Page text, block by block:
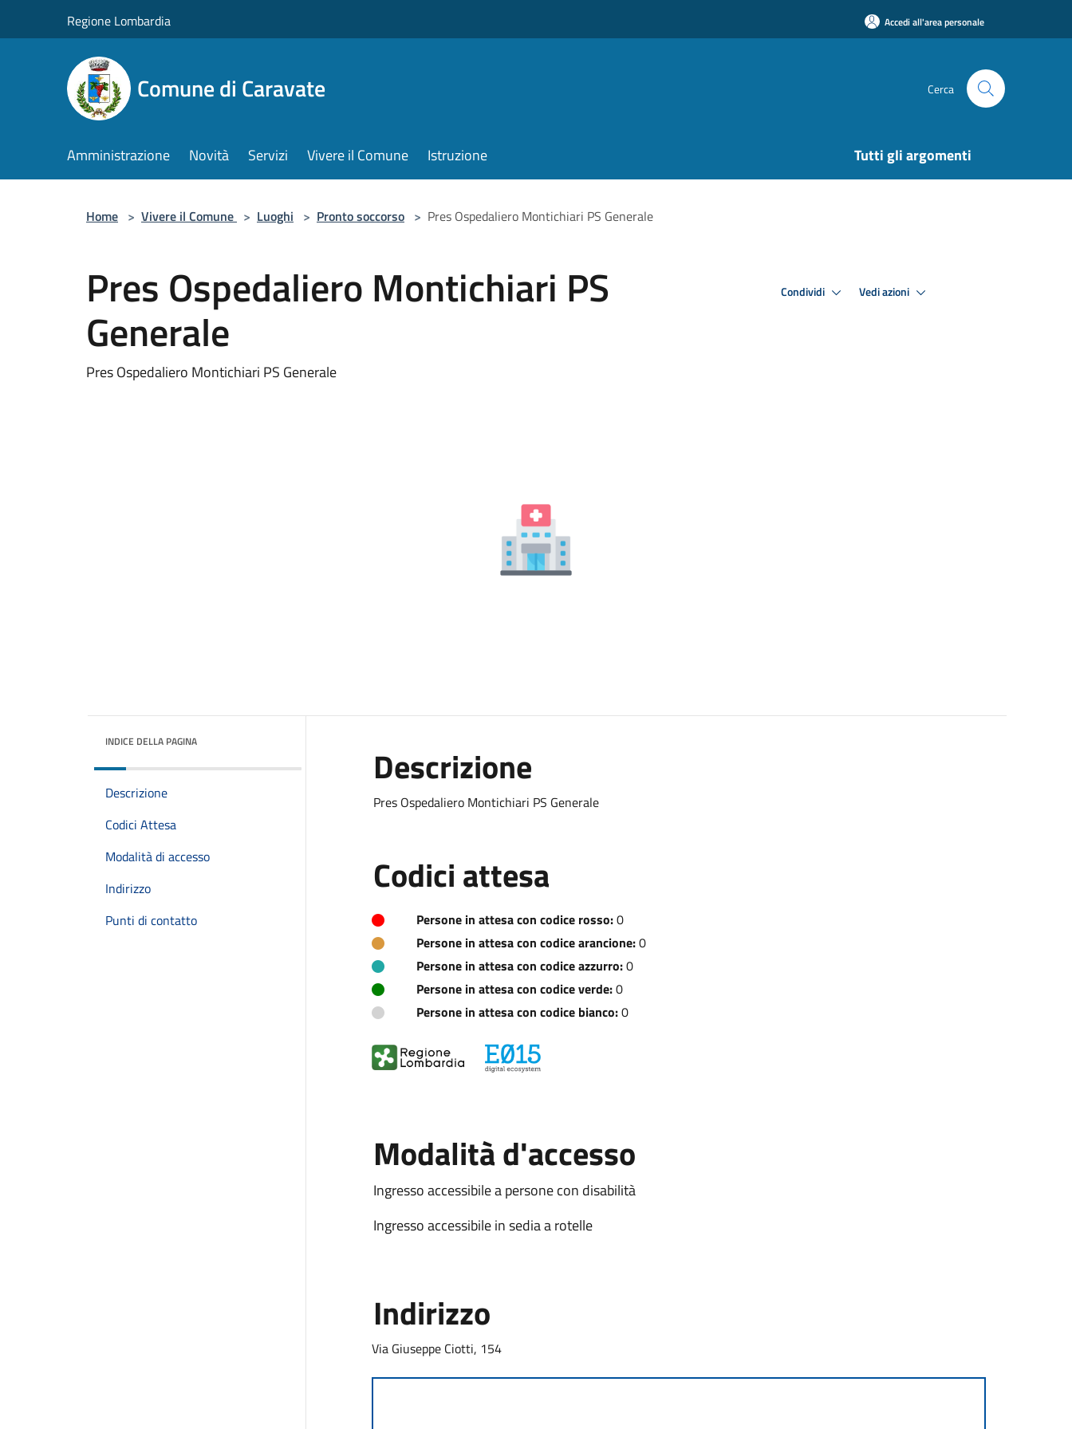
Regione Lombardia Accedi all'area personale
Comune di Caravate Cerca
Amministrazione Novità Servizi Vivere il Comune Istruzione Tutti gli argomenti
Home > Vivere il Comune > Luoghi > Pronto soccorso > Pres Ospedaliero Montichiari PS Generale
Pres Ospedaliero Montichiari PS
Generale
Pres Ospedaliero Montichiari PS Generale
Condividi Vedi azioni
INDICE DELLA PAGINA
Descrizione
Codici Attesa
Modalità di accesso
Indirizzo
Punti di contatto
Descrizione
Pres Ospedaliero Montichiari PS Generale
Codici attesa
Persone in attesa con codice rosso:0
Persone in attesa con codice arancione:0
Persone in attesa con codice azzurro:0
Persone in attesa con codice verde:0
Persone in attesa con codice bianco:0
Modalità d'accesso
Ingresso accessibile a persone con disabilità
Ingresso accessibile in sedia a rotelle
Indirizzo
Via Giuseppe Ciotti, 154